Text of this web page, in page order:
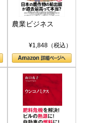
農業ビジネス
¥1,848（税込）